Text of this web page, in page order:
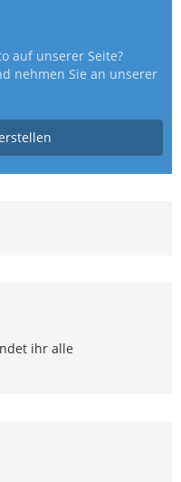
auf unserer Seite?
nehmen Sie an unserer
ihr alle